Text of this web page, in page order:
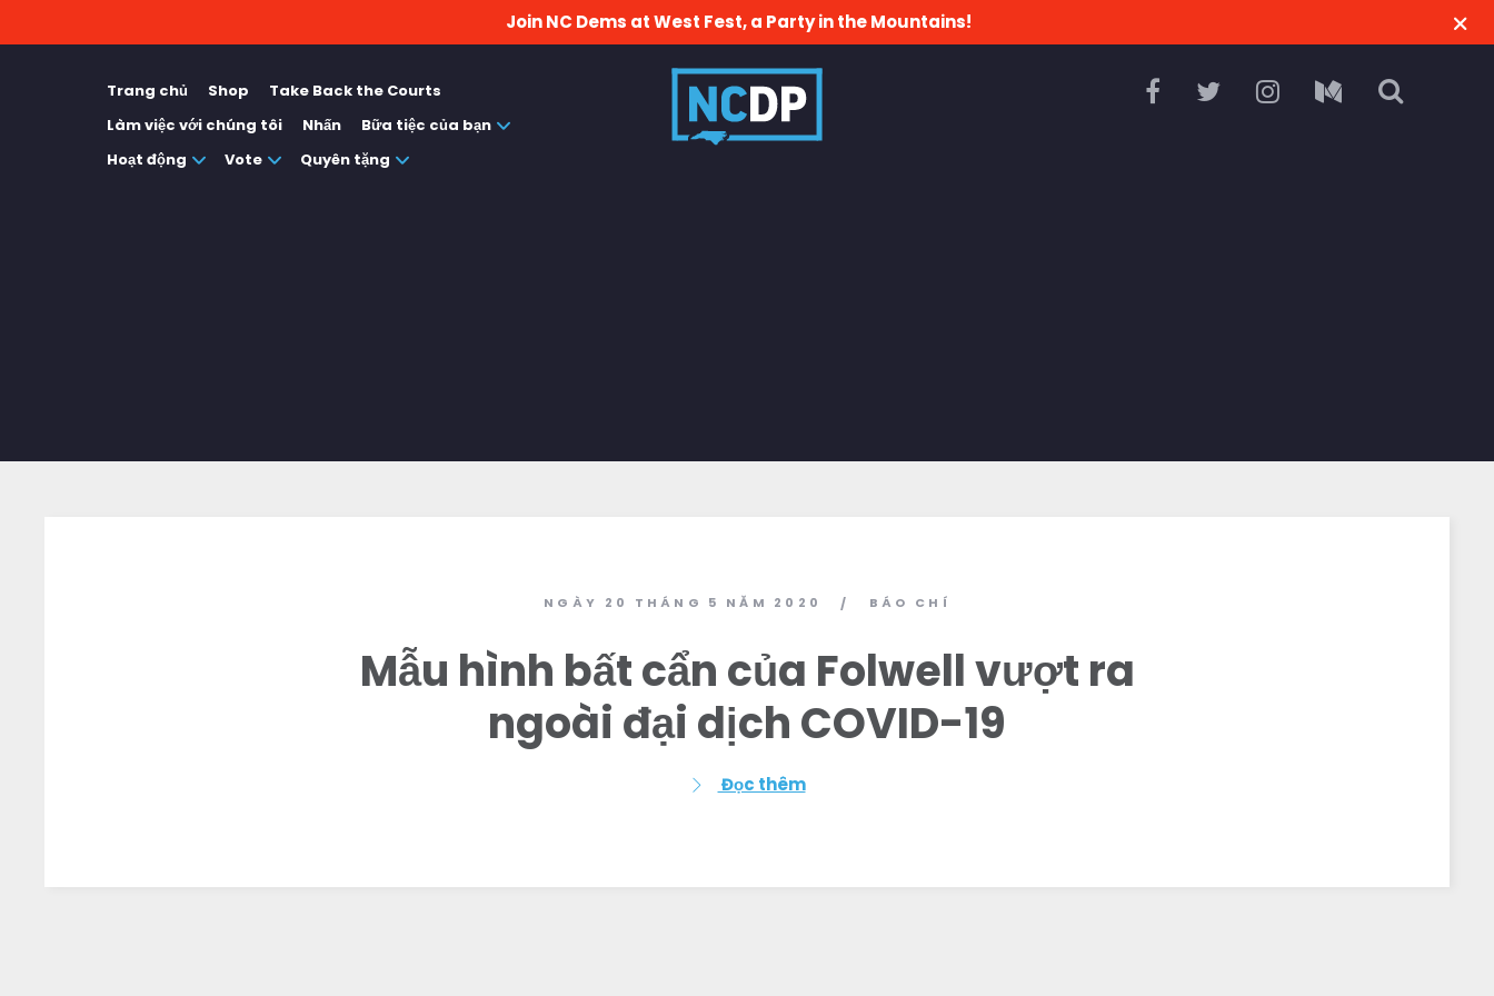
Join NC Dems at West Fest, a Party in the Mountains!
Trang chủ Shop
Take Back the Courts
Làm việc với chúng tôi
Nhấn
Bữa tiệc của bạn
Hoạt động
Vote Quyên tặng
NGÀY 20 THÁNG 5 NĂM 2020 / BÁO CHÍ
Mẫu hình bất cẩn của Folwell vượt ra
ngoài đại dịch COVID-19
Đọc thêm